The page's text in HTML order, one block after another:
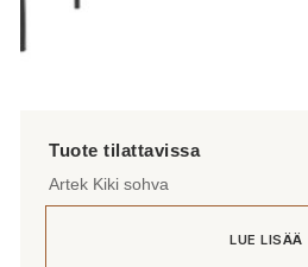
Artek Kiki sohva
LUE LISÄÄ